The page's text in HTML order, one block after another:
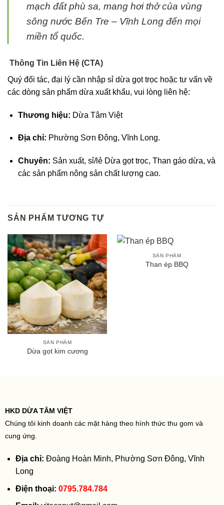
mạch đất phù sa, mang hơi thở của vùng
sông nước Bến Tre – Vĩnh Long đến mọi
miền tổ quốc.
Thông Tin Liên Hệ (CTA)
Quý đối tác, đại lý cần nhập sỉ dừa gọt trọc hoặc tư vấn về
các dòng sản phẩm dừa xuất khẩu, vui lòng liên hệ:
Thương hiệu: Dừa Tâm Việt
Địa chỉ: Phường Sơn Đông, Vĩnh Long.
Chuyên: Sản xuất, sỉ/lẻ Dừa gọt trọc, Than gáo dừa, và
các sản phẩm nông sản chất lượng cao.
SẢN PHẨM TƯƠNG TỰ
SẢN PHẨM
Dừa gọt kim cương
SẢN PHẨM
Than ép BBQ
HKD DỪA TÂM VIỆT
Chúng tôi kinh doanh các mặt hàng theo hình thức thu gom và
cung ứng.
Địa chỉ: Đoàng Hoàn Minh, Phường Sơn Đông, Vĩnh
Long
Điện thoại: 0795.784.784